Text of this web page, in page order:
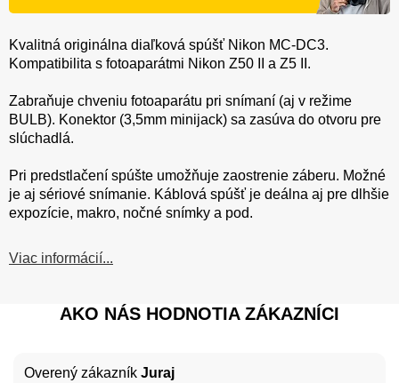
Kvalitná originálna diaľková spúšť Nikon MC-DC3.
Kompatibilita s fotoaparátmi Nikon Z50 II a Z5 II.
Zabraňuje chveniu fotoaparátu pri snímaní (aj v režime
BULB). Konektor (3,5mm minijack) sa zasúva do otvoru pre
slúchadlá.
Pri predstlačení spúšte umožňuje zaostrenie záberu. Možné
je aj sériové snímanie. Káblová spúšť je deálna aj pre dlhšie
expozície, makro, nočné snímky a pod.
Viac informácií...
AKO NÁS HODNOTIA ZÁKAZNÍCI
Overený zákazník Juraj